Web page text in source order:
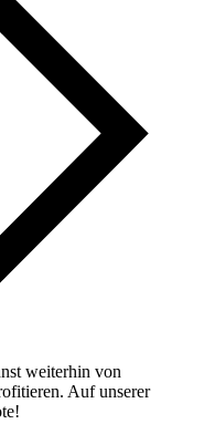
weiterhin von
Auf unserer